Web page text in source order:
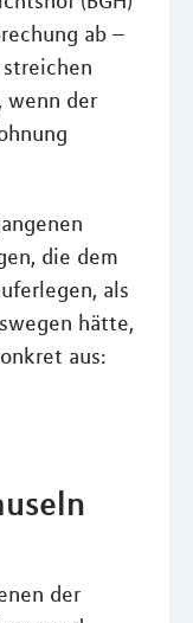
ab –
wenn der
die dem
als
hätte,
aus:
der